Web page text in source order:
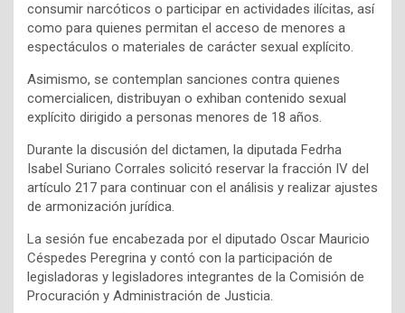
consumir narcóticos o participar en actividades ilícitas, así
como para quienes permitan el acceso de menores a
espectáculos o materiales de carácter sexual explícito.
Asimismo, se contemplan sanciones contra quienes
comercialicen, distribuyan o exhiban contenido sexual
explícito dirigido a personas menores de 18 años.
Durante la discusión del dictamen, la diputada Fedrha
Isabel Suriano Corrales solicitó reservar la fracción IV del
artículo 217 para continuar con el análisis y realizar ajustes
de armonización jurídica.
La sesión fue encabezada por el diputado Oscar Mauricio
Céspedes Peregrina y contó con la participación de
legisladoras y legisladores integrantes de la Comisión de
Procuración y Administración de Justicia.